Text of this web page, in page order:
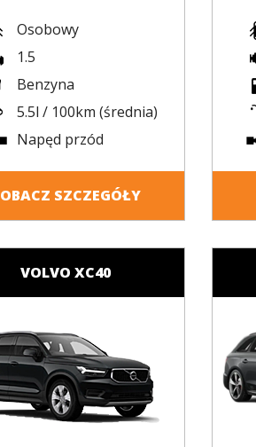
Osobowy
1.5
Benzyna
5.5l / 100km (średnia)
Napęd przód
SZCZEGÓŁY
VOLVO XC40